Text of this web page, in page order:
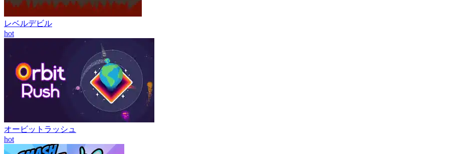
レベルデビル
hot
オービットラッシュ
hot